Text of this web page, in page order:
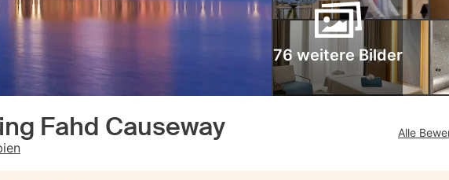
76 weitere Bilder
Fahd Causeway
Alle